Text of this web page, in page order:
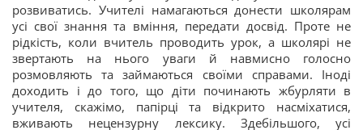
розвиватись. Учителі намагаються донести школярам
усі свої знання та вміння, передати досвід. Проте не
рідкість, коли вчитель проводить урок, а школярі не
звертають на нього уваги й навмисно голосно
розмовляють та займаються своїми справами. Іноді
доходить і до того, що діти починають жбурляти в
учителя, скажімо, папірці та відкрито насміхатися,
вживають нецензурну лексику. Здебільшого, усі